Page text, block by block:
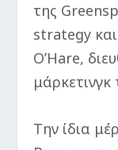
της
strategy
O’Hare,
μάρκετινγκ
Την ίδια